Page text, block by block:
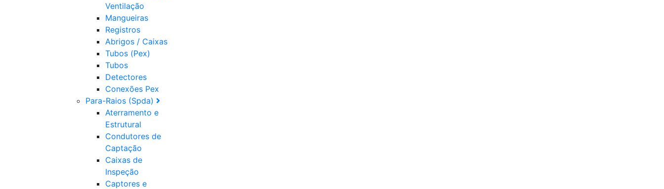
Ventilação
Mangueiras
Registros
Abrigos / Caixas
Tubos (Pex)
Tubos
Detectores
Conexões Pex
Para-Raios (Spda)
Aterramento e
Estrutural
Condutores de
Captação
Caixas de
Inspeção
Captores e